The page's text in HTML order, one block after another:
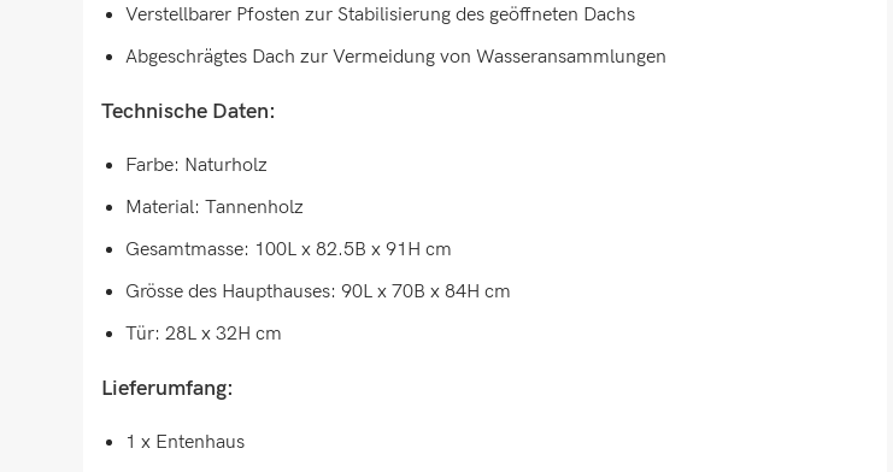
Verstellbarer Pfosten zur Stabilisierung des geöffneten Dachs
Abgeschrägtes Dach zur Vermeidung von Wasseransammlungen
Technische Daten:
Farbe: Naturholz
Material: Tannenholz
Gesamtmasse: 100L x 82.5B x 91H cm
Grösse des Haupthauses: 90L x 70B x 84H cm
Tür: 28L x 32H cm
Lieferumfang:
1 x Entenhaus